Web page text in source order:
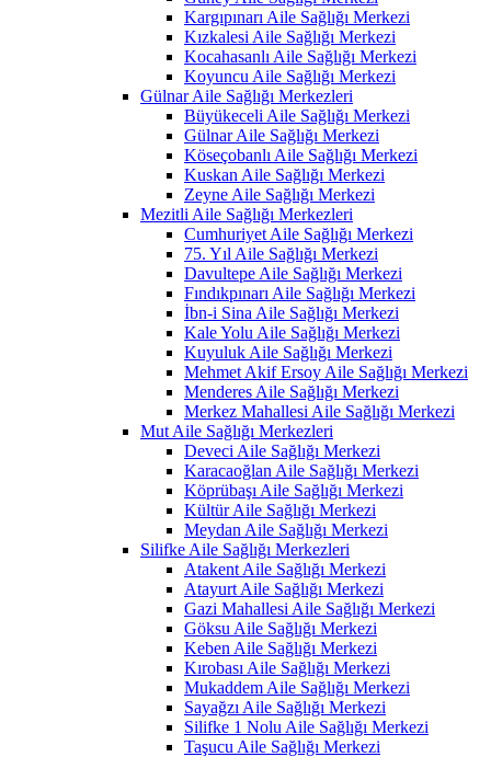
Kargıpınarı Aile Sağlığı Merkezi
Kızkalesi Aile Sağlığı Merkezi
Kocahasanlı Aile Sağlığı Merkezi
Koyuncu Aile Sağlığı Merkezi
Gülnar Aile Sağlığı Merkezleri
Büyükeceli Aile Sağlığı Merkezi
Gülnar Aile Sağlığı Merkezi
Köseçobanlı Aile Sağlığı Merkezi
Kuskan Aile Sağlığı Merkezi
Zeyne Aile Sağlığı Merkezi
Mezitli Aile Sağlığı Merkezleri
Cumhuriyet Aile Sağlığı Merkezi
75. Yıl Aile Sağlığı Merkezi
Davultepe Aile Sağlığı Merkezi
Fındıkpınarı Aile Sağlığı Merkezi
İbn-i Sina Aile Sağlığı Merkezi
Kale Yolu Aile Sağlığı Merkezi
Kuyuluk Aile Sağlığı Merkezi
Mehmet Akif Ersoy Aile Sağlığı Merkezi
Menderes Aile Sağlığı Merkezi
Merkez Mahallesi Aile Sağlığı Merkezi
Mut Aile Sağlığı Merkezleri
Deveci Aile Sağlığı Merkezi
Karacaoğlan Aile Sağlığı Merkezi
Köprübaşı Aile Sağlığı Merkezi
Kültür Aile Sağlığı Merkezi
Meydan Aile Sağlığı Merkezi
Silifke Aile Sağlığı Merkezleri
Atakent Aile Sağlığı Merkezi
Atayurt Aile Sağlığı Merkezi
Gazi Mahallesi Aile Sağlığı Merkezi
Göksu Aile Sağlığı Merkezi
Keben Aile Sağlığı Merkezi
Kırobası Aile Sağlığı Merkezi
Mukaddem Aile Sağlığı Merkezi
Sayağzı Aile Sağlığı Merkezi
Silifke 1 Nolu Aile Sağlığı Merkezi
Taşucu Aile Sağlığı Merkezi